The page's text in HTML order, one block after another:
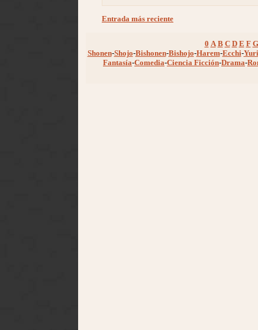
Entrada más reciente
0 A B C D E F G
Shonen-Shojo-Bishonen-Bishojo-Harem-Ecchi-Yuri
Fantasía-Comedia-Ciencia Ficción-Drama-